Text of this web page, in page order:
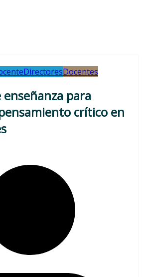
DirectoresDocentes
para
crítico en